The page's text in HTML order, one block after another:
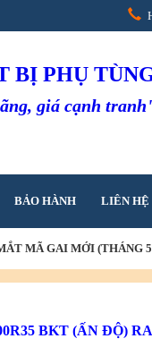
BỊ PHỤ
giá cạnh
BẢO HÀNH LIÊN HỆ
MÃ GAI MỚI (THÁNG
BKT (ẤN ĐỘ)